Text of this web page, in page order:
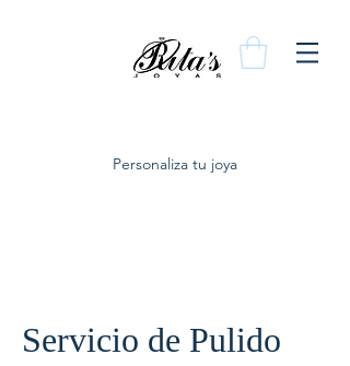
Personaliza tu joya
Servicio de Pulido